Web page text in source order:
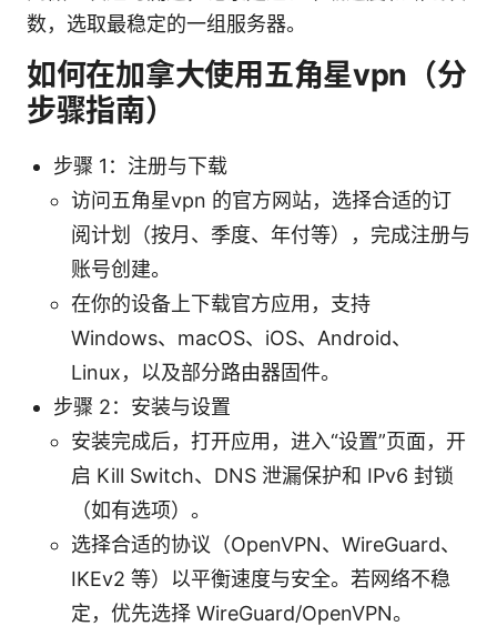
数，选取最稳定的一组服务器。
如何在加拿大使用五角星vpn（分
步骤指南）
步骤 1：注册与下载
访问五角星vpn 的官方网站，选择合适的订
阅计划（按月、季度、年付等），完成注册与
账号创建。
在你的设备上下载官方应用，支持
Windows、macOS、iOS、Android、
Linux，以及部分路由器固件。
步骤 2：安装与设置
安装完成后，打开应用，进入“设置”页面，开
启 Kill Switch、DNS 泄漏保护和 IPv6 封锁
（如有选项）。
选择合适的协议（OpenVPN、WireGuard、
IKEv2 等）以平衡速度与安全。若网络不稳
定，优先选择 WireGuard/OpenVPN。